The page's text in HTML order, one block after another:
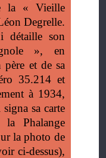
la « Vieille
Degrelle.
détaille son
», en
père et de sa
35.214 et
à 1934,
sa carte
Phalange
la photo de
ci-dessus),